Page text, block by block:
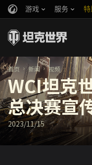
游戏 服务 特
你好，吾久
万圣节
《以战止战》
官方自媒体
首页 新闻 视频
WCI坦克
总决赛宣
2023/11/15